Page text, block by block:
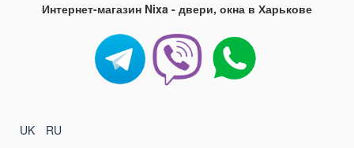
Интернет-магазин Nixa - двери, окна в Харькове
UK RU